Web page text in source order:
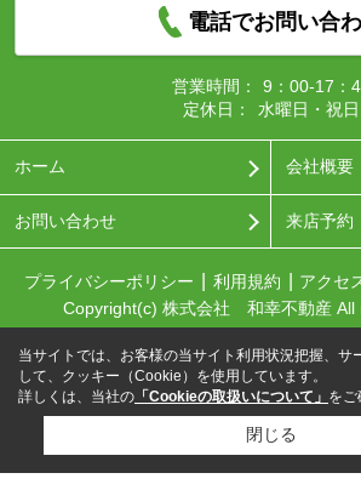
電話でお問い合
営業時間：
9：00-17：
定休日：
水曜日・祝日
ホーム 会社概要
お問い合わせ 来店予約
プライバシーポリシー 利用規約 アクセ
Copyright(c) 株式会社 和幸不動産 All
当サイトでは、お客様の当サイト利用状況把握、サ
して、クッキー（Cookie）を使用しています。
詳しくは、当社の 「Cookieの取扱いについて」 をご
閉じる